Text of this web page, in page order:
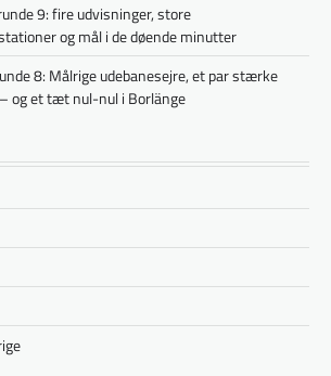
9: fire udvisninger, store
og mål i de døende minutter
8: Målrige udebanesejre, et par stærke
og et tæt nul-nul i Borlänge